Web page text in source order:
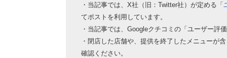
・当記事では、X社（旧：Twitter社）が定める「
てポストを利用しています。
・当記事では、Googleクチコミの「ユーザー評
・閉店した店舗や、提供を終了したメニューが
確認ください。